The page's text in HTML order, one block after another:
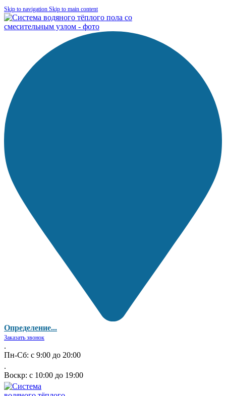
Skip to navigation Skip to main content
Определение...
Заказать звонок
.
Пн-Сб: с 9:00 до 20:00
.
Воскр: с 10:00 до 19:00